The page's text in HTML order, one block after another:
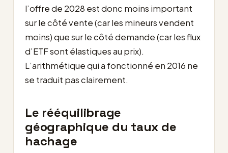
l’offre de 2028 est donc moins important
sur le côté vente (car les mineurs vendent
moins) que sur le côté demande (car les flux
d’ETF sont élastiques au prix).
L’arithmétique qui a fonctionné en 2016 ne
se traduit pas clairement.
Le rééquilibrage
géographique du taux de
hachage